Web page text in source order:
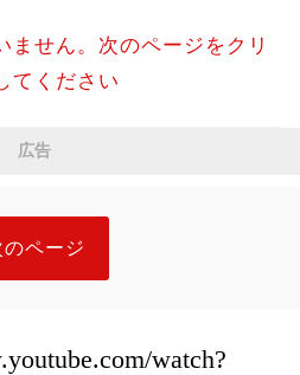
ません。次のページをクリ
てください
広告
のページ
watch?